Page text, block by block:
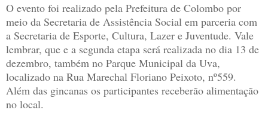
O evento foi realizado pela Prefeitura de Colombo por
meio da Secretaria de Assistência Social em parceria com
a Secretaria de Esporte, Cultura, Lazer e Juventude. Vale
lembrar, que e a segunda etapa será realizada no dia 13 de
dezembro, também no Parque Municipal da Uva,
localizado na Rua Marechal Floriano Peixoto, nº559.
Além das gincanas os participantes receberão alimentação
no local.